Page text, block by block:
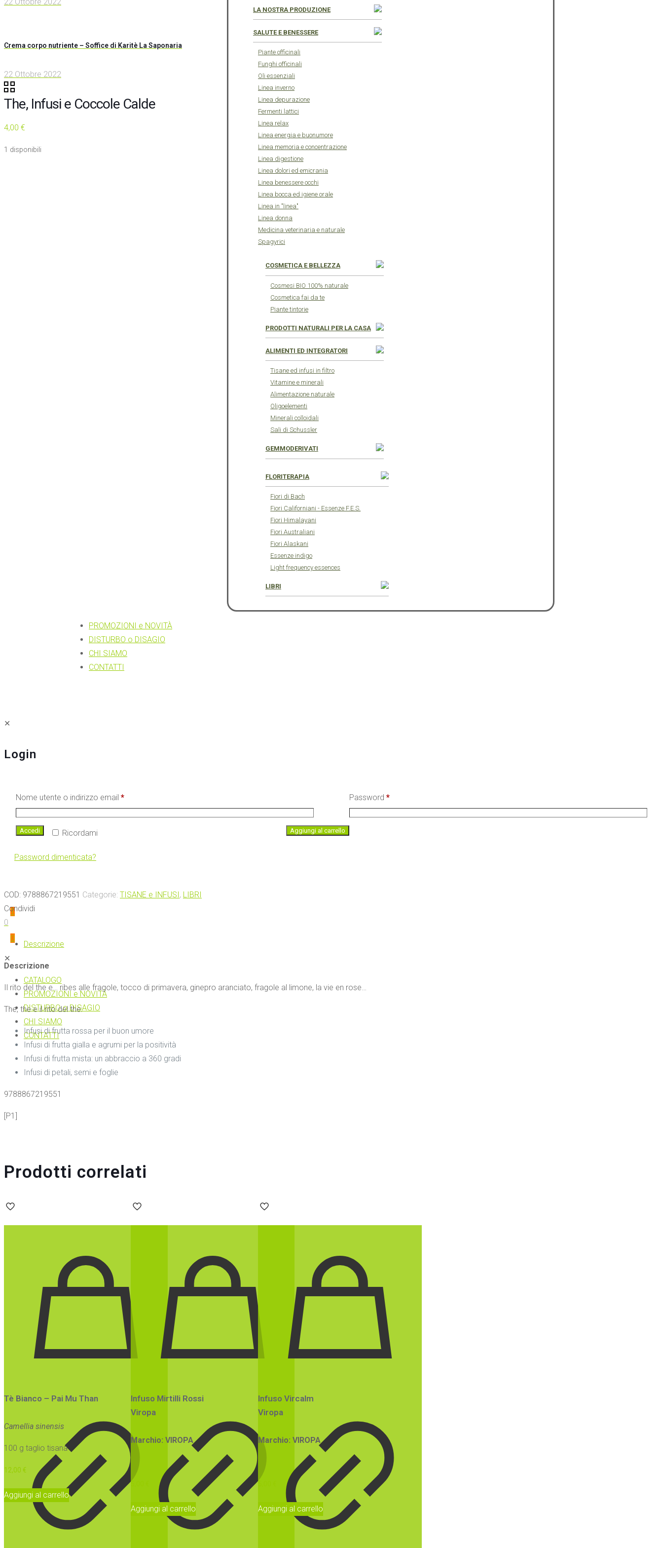
LA NOSTRA PRODUZIONE
SALUTE E BENESSERE
Piante officinali
Funghi officinali
Oli essenziali
Linea inverno
Linea depurazione
Fermenti lattici
Linea relax
Linea energia e buonumore
Linea memoria e concentrazione
Linea digestione
Linea dolori ed emicrania
Linea benessere occhi
Linea bocca ed igiene orale
Linea in "linea"
Linea donna
Medicina veterinaria e naturale
Spagyrici
COSMETICA E BELLEZZA
Cosmesi BIO 100% naturale
Cosmetica fai da te
Piante tintorie
PRODOTTI NATURALI PER LA CASA
ALIMENTI ED INTEGRATORI
Tisane ed infusi in filtro
Vitamine e minerali
Alimentazione naturale
Oligoelementi
Minerali colloidali
Sali di Schussler
GEMMODERIVATI
FLORITERAPIA
Fiori di Bach
Fiori Californiani - Essenze F.E.S.
Fiori Himalayani
Fiori Australiani
Fiori Alaskani
Essenze indigo
Light frequency essences
LIBRI
PROMOZIONI e NOVITÀ
DISTURBO o DISAGIO
CHI SIAMO
CONTATTI
✕
Login
Nome utente o indirizzo email * Password *
Ricordami
Accedi
Password dimenticata?
1
0
✕
CATALOGO
PROMOZIONI e NOVITÀ
DISTURBO o DISAGIO
CHI SIAMO
CONTATTI
Crema corpo nutriente – Soffice di Karitè La Saponaria
22 Ottobre 2022
The, Infusi e Coccole Calde
4,00 €
1 disponibili
The,
Aggiungi al carrello
COD: 9788867219551 Categorie: TISANE e INFUSI, LIBRI
Condividi
0
Descrizione
Descrizione
Il rito del the e… ribes alle fragole, tocco di primavera, ginepro aranciato, fragole al limone, la vie en rose…
The, the e il rito del the:
Infusi di frutta rossa per il buon umore
Infusi di frutta gialla e agrumi per la positività
Infusi di frutta mista: un abbraccio a 360 gradi
Infusi di petali, semi e foglie
9788867219551
[P1]
Prodotti correlati
Tè Bianco – Pai Mu Than
Camellia sinensis
100 g taglio tisana
12,00 €
Aggiungi al carrello
Infuso Mirtilli Rossi
Viropa
Marchio: VIROPA
5,00
Aggiungi al carrello
Infuso Vircalm
Viropa
Marchio: VIROPA
5,00
Aggiungi al carrello